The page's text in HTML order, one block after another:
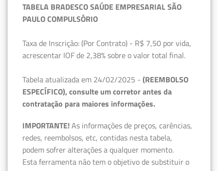
TABELA BRADESCO SAÚDE EMPRESARIAL SÃO
PAULO COMPULSÓRIO
Taxa de Inscrição: (Por Contrato) - R$ 7,50 por vida,
acrescentar IOF de 2,38% sobre o valor total final.
Tabela atualizada em 24/02/2025 - (REEMBOLSO
ESPECÍFICO), consulte um corretor antes da
contratação para maiores informações.
IMPORTANTE!As informações de preços, carências,
redes, reembolsos, etc, contidas nesta tabela,
podem sofrer alterações a qualquer momento.
Esta ferramenta não tem o objetivo de substituir o